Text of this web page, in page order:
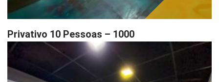
Privativo 10 Pessoas – 1000